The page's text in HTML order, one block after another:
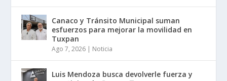
Canaco y Tránsito Municipal suman
esfuerzos para mejorar la movilidad en
Tuxpan
Ago 7, 2026 | Noticia
Luis Mendoza busca devolverle fuerza y